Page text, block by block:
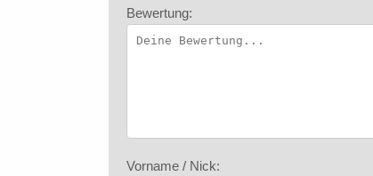
Bewertung:
Vorname / Nick: